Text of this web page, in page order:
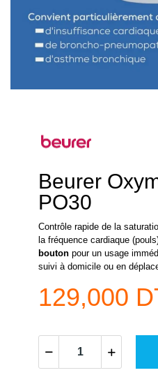
Beurer
PO30
Contrôle rapide de la
la fréquence cardiaque
bouton pour un usage
suivi à domicile ou en
129,000